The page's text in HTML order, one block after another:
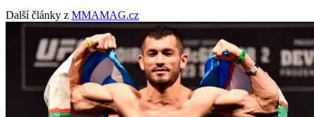
Další články z MMAMAG.cz